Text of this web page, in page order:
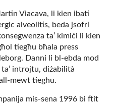
Viacava, li kien ibati
alveolitis, beda jsofri
ta’ kimiċi li kien
tiegħu bħala press
Danni li bl-ebda mod
introjtu, diżabilità
mewt tiegħu.
mis-sena 1996 bi ftit